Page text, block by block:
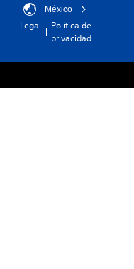
México
Legal
Política de
privacidad